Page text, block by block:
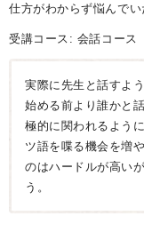
仕方がわからず悩んでい
受講コース: 会話コース
実際に先生と話すよ
始める前より誰かと
極的に関われるよう
ツ語を喋る機会を増
のはハードルが高い
う。